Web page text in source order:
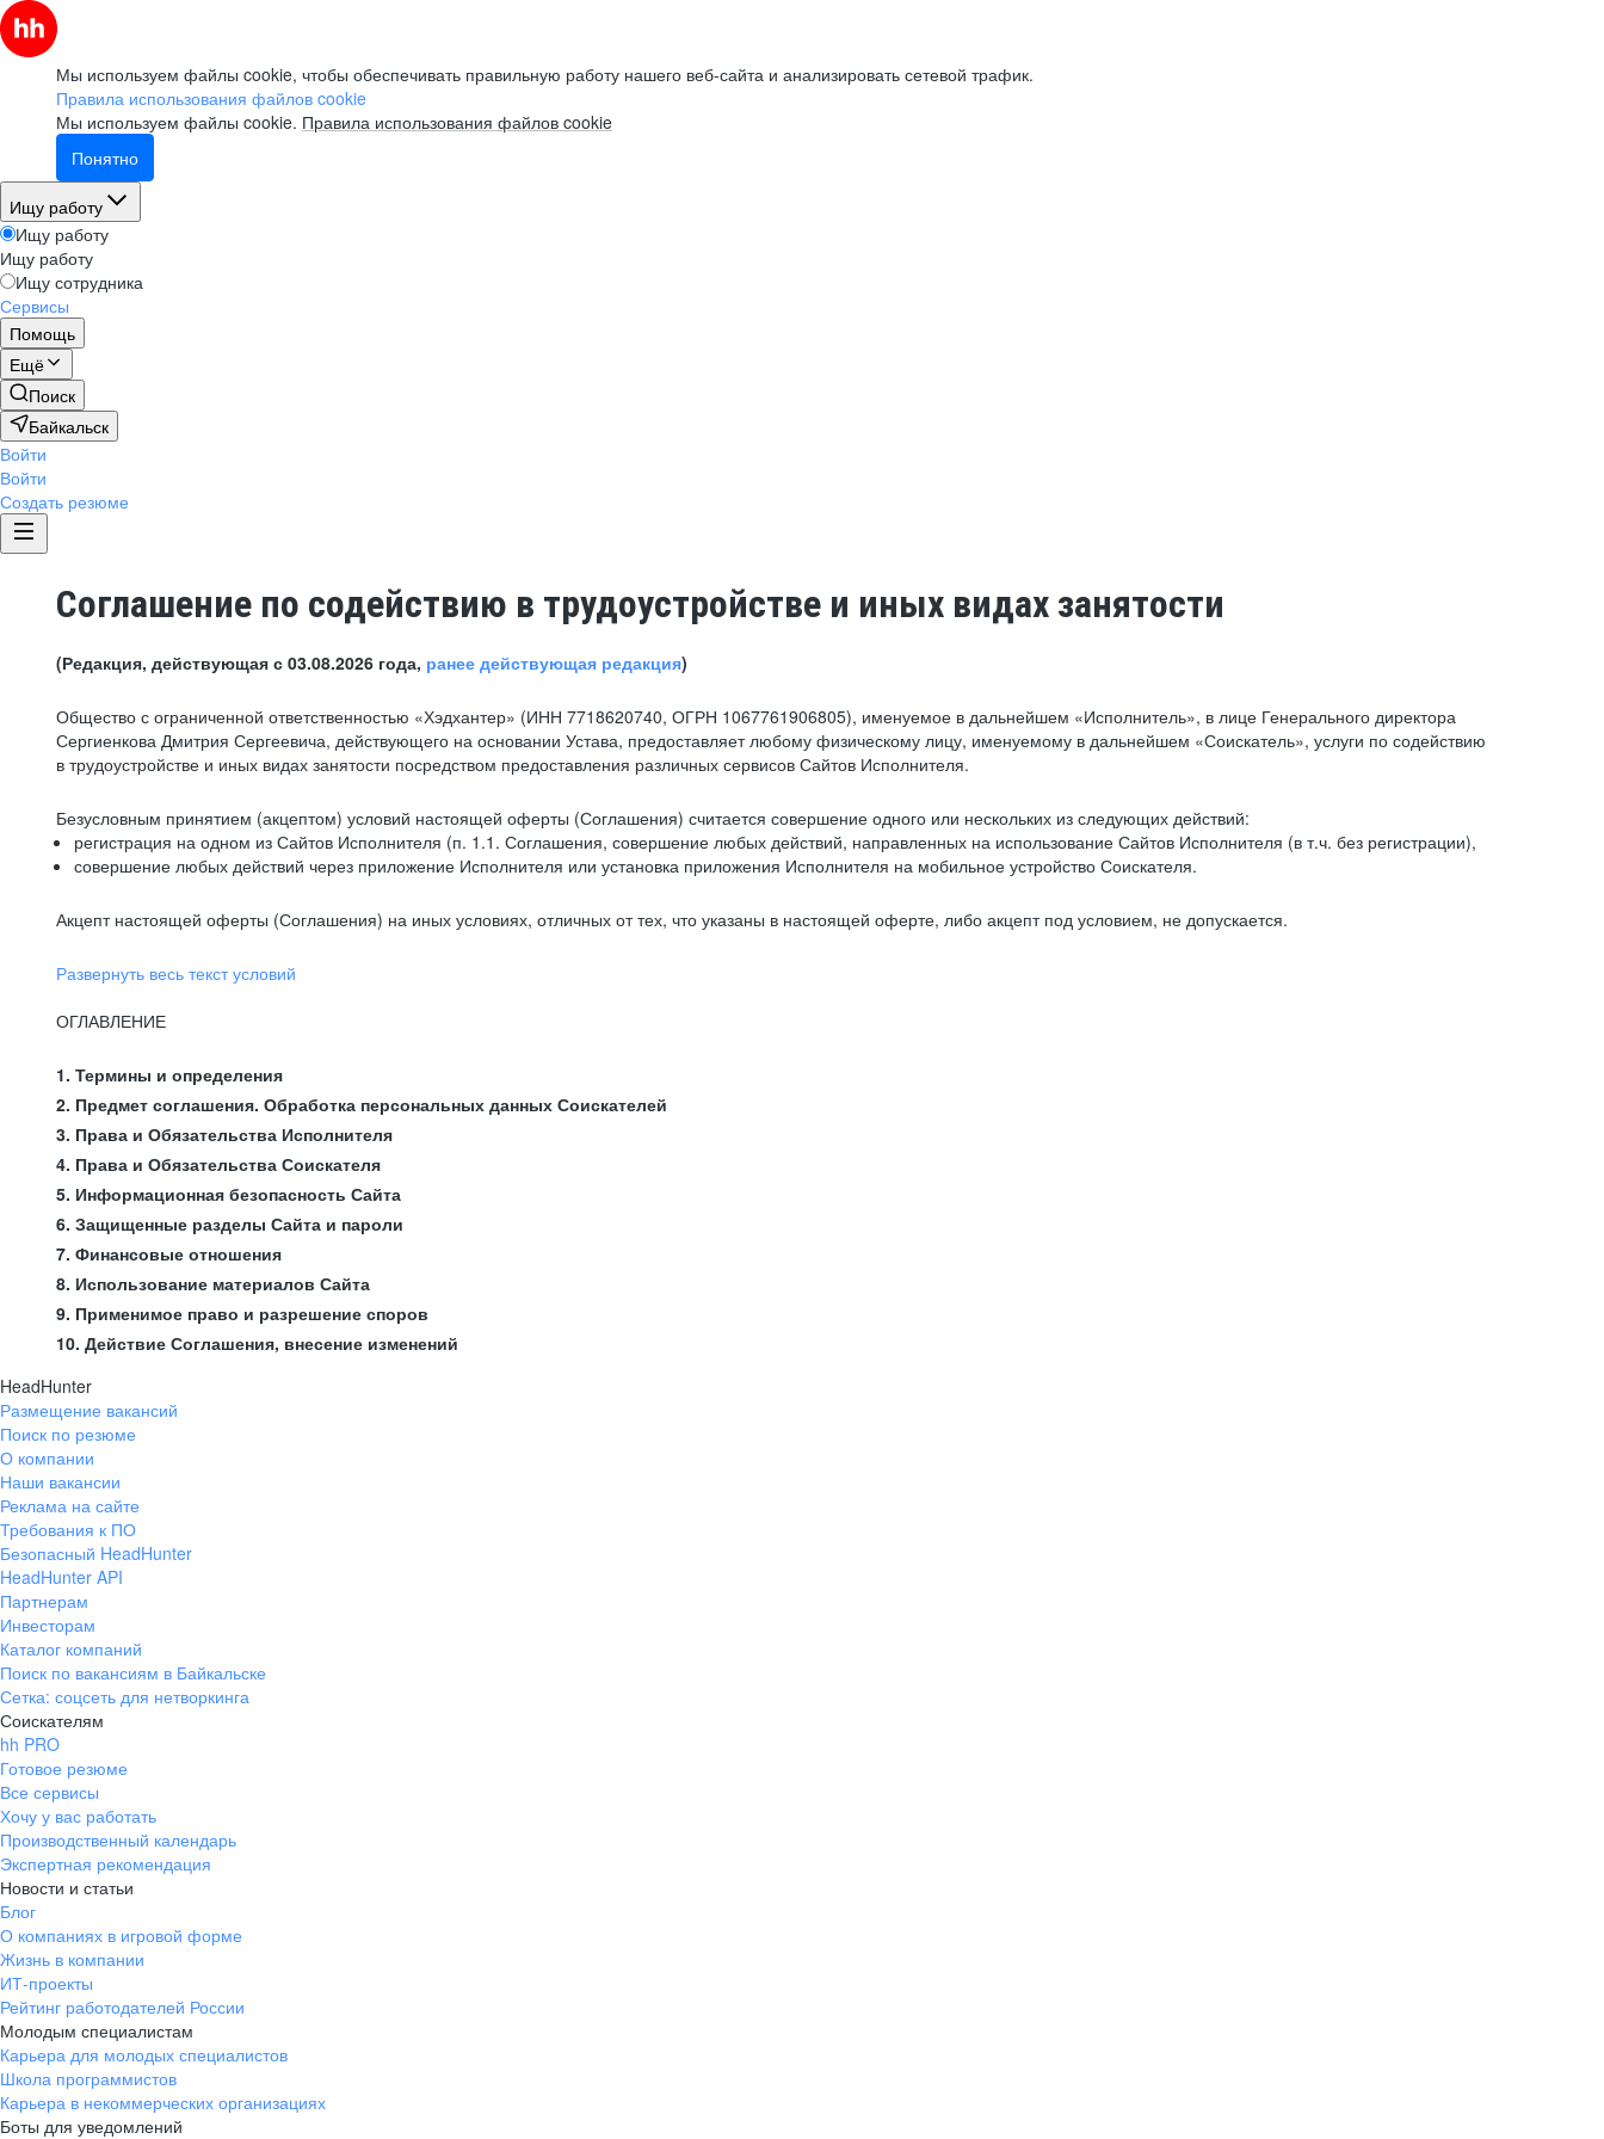
Мы используем файлы cookie, чтобы обеспечивать правильную работу нашего веб-сайта и анализировать сетевой трафик.
Правила использования файлов cookie
Мы используем файлы cookie. Правила использования файлов cookie
Понятно
Ищу работу
Ищу работу
Ищу работу
Ищу сотрудника
Сервисы
Помощь
Ещё
Поиск
Байкальск
Войти
Войти
Создать резюме
Соглашение по содействию в трудоустройстве и иных видах занятости
(Редакция, действующая с 03.08.2026 года, ранее действующая редакция)
Общество с ограниченной ответственностью «Хэдхантер» (ИНН 7718620740, ОГРН 1067761906805), именуемое в дальнейшем «Исполнитель», в лице Генерального директора
Сергиенкова Дмитрия Сергеевича, действующего на основании Устава, предоставляет любому физическому лицу, именуемому в дальнейшем «Соискатель», услуги по содействию
в трудоустройстве и иных видах занятости посредством предоставления различных сервисов Сайтов Исполнителя.
Безусловным принятием (акцептом) условий настоящей оферты (Соглашения) считается совершение одного или нескольких из следующих действий:
регистрация на одном из Сайтов Исполнителя (п. 1.1. Соглашения, совершение любых действий, направленных на использование Сайтов Исполнителя (в т.ч. без регистрации),
совершение любых действий через приложение Исполнителя или установка приложения Исполнителя на мобильное устройство Соискателя.
Акцепт настоящей оферты (Соглашения) на иных условиях, отличных от тех, что указаны в настоящей оферте, либо акцепт под условием, не допускается.
Развернуть весь текст условий
ОГЛАВЛЕНИЕ
1. Термины и определения
2. Предмет соглашения. Обработка персональных данных Соискателей
3. Права и Обязательства Исполнителя
4. Права и Обязательства Соискателя
5. Информационная безопасность Сайта
6. Защищенные разделы Сайта и пароли
7. Финансовые отношения
8. Использование материалов Сайта
9. Применимое право и разрешение споров
10. Действие Соглашения, внесение изменений
HeadHunter
Размещение вакансий
Поиск по резюме
О компании
Наши вакансии
Реклама на сайте
Требования к ПО
Безопасный HeadHunter
HeadHunter API
Партнерам
Инвесторам
Каталог компаний
Поиск по вакансиям в Байкальске
Сетка: соцсеть для нетворкинга
Соискателям
hh PRO
Готовое резюме
Все сервисы
Хочу у вас работать
Производственный календарь
Экспертная рекомендация
Новости и статьи
Блог
О компаниях в игровой форме
Жизнь в компании
ИТ-проекты
Рейтинг работодателей России
Молодым специалистам
Карьера для молодых специалистов
Школа программистов
Карьера в некоммерческих организациях
Боты для уведомлений